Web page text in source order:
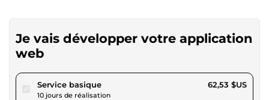
Je vais développer votre application
web
Service basiquepour 57,64 $US
10 jours de réalisation
62,53 $US